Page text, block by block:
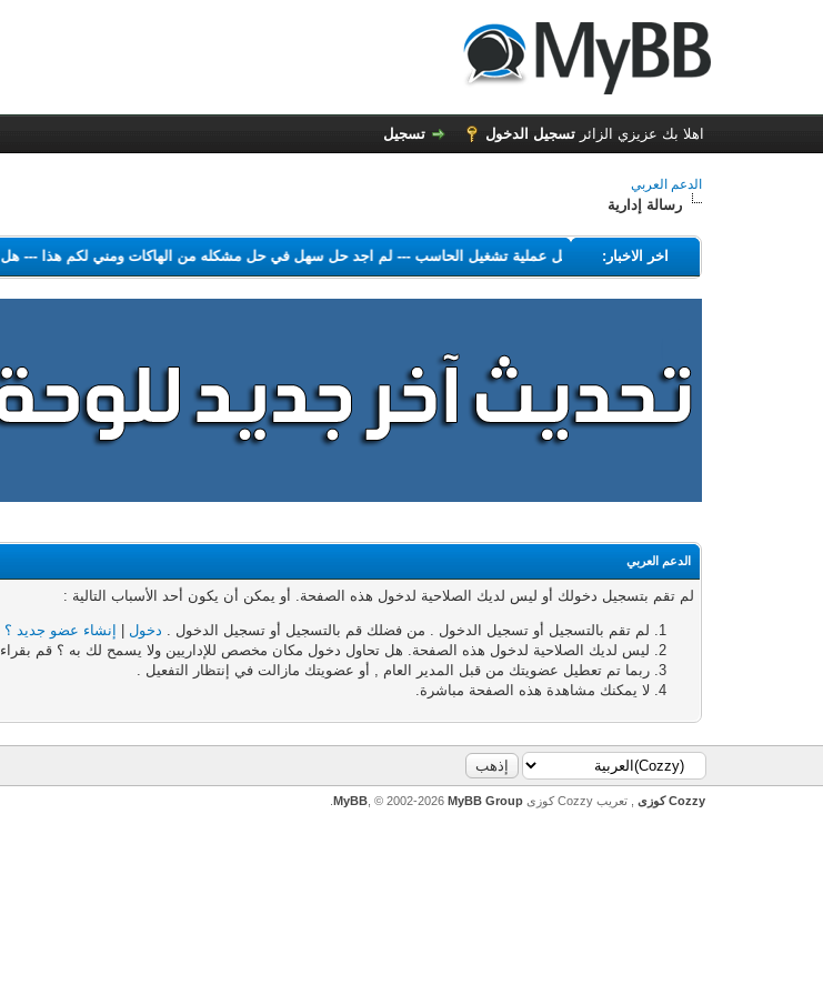
اهلا بك عزيزي الزائر تسجيل الدخول تسجيل
الدعم العربي
رسالة إدارية
اخر الاخبار:
البرامج التي تهدف إلى تعطيل عملية تشغيل الحاسب---لم اجد حل سهل في حل مشكله من الهاكات ومني لكم هذا---
الدعم العربي
لم تقم بتسجيل دخولك أو ليس لديك الصلاحية لدخول هذه الصفحة. أو يمكن أن يكون أحد الأسباب التالية :
لم تقم بالتسجيل أو تسجيل الدخول . من فضلك قم بالتسجيل أو تسجيل الدخول . دخول
إنشاء عضو جديد ؟
ليس لديك الصلاحية لدخول هذه الصفحة. هل تحاول دخول مكان مخصص للإداريين ولا يسمح لك به ؟ قم بقراءة
ربما تم تعطيل عضويتك من قبل المدير العام , أو عضويتك مازالت في إنتظار التفعيل .
لا يمكنك مشاهدة هذه الصفحة مباشرة.
Cozzy كوزى , تعريب Cozzy كوزى MyBB , © 2002-2026MyBB Group
.